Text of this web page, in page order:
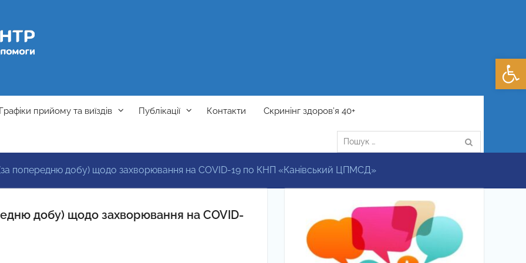
Графіки прийому та виїздів Публікації Контакти Скринінг здоров’я 40+
Пошук:
(за попередню добу) щодо захворювання на COVID-19 по КНП «Канівський ЦПМСД»
добу) щодо захворювання на COVID-